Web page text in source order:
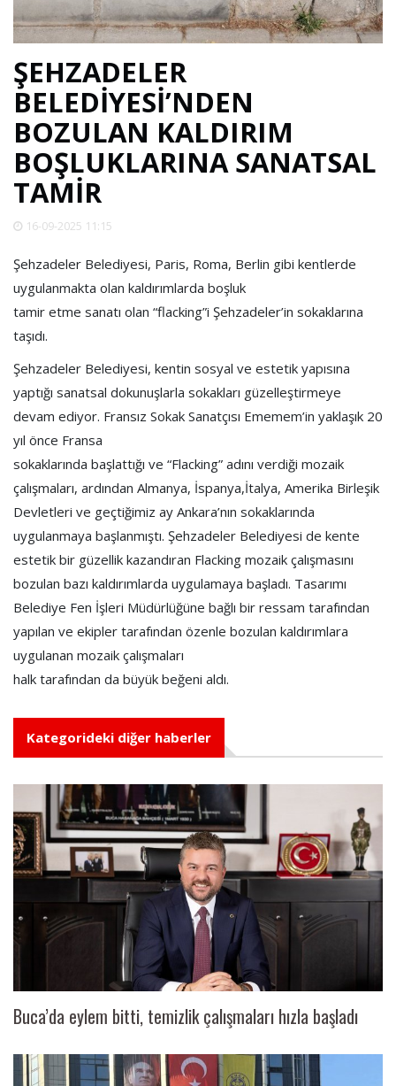
SPOR
DÜNYA
VİDEO
GALERİ
YAZARLAR
RESMİ
REKLAMLAR
ŞEHZADELER
BELEDİYESİ’NDEN
BOZULAN KALDIRIM
BOŞLUKLARINA SANATSAL
TAMİR
16-09-2025 11:15
Şehzadeler Belediyesi, Paris, Roma, Berlin gibi kentlerde
uygulanmakta olan kaldırımlarda boşluk
tamir etme sanatı olan “flacking”i Şehzadeler’in sokaklarına
taşıdı.
Şehzadeler Belediyesi, kentin sosyal ve estetik yapısına
yaptığı sanatsal dokunuşlarla sokakları güzelleştirmeye
devam ediyor. Fransız Sokak Sanatçısı Ememem’in yaklaşık 20
yıl önce Fransa
sokaklarında başlattığı ve “Flacking” adını verdiği mozaik
çalışmaları, ardından Almanya, İspanya,İtalya, Amerika Birleşik
Devletleri ve geçtiğimiz ay Ankara’nın sokaklarında
uygulanmaya başlanmıştı. Şehzadeler Belediyesi de kente
estetik bir güzellik kazandıran Flacking mozaik çalışmasını
bozulan bazı kaldırımlarda uygulamaya başladı. Tasarımı
Belediye Fen İşleri Müdürlüğüne bağlı bir ressam tarafından
yapılan ve ekipler tarafından özenle bozulan kaldırımlara
uygulanan mozaik çalışmaları
halk tarafından da büyük beğeni aldı.
Kategorideki diğer haberler
Buca’da eylem bitti, temizlik çalışmaları hızla başladı